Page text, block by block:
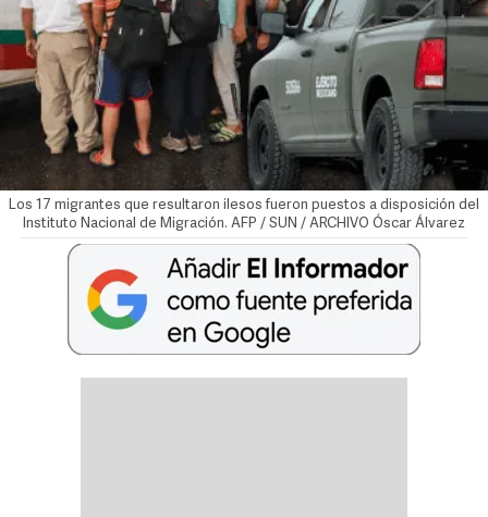
Los 17 migrantes que resultaron ilesos fueron puestos a disposición del
Instituto Nacional de Migración. AFP / SUN / ARCHIVO Óscar Álvarez